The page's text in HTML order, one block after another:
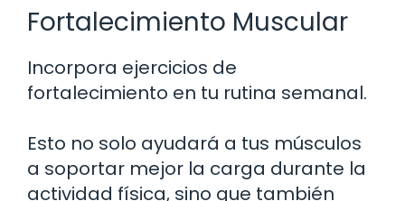
Fortalecimiento Muscular
Incorpora ejercicios de
fortalecimiento en tu rutina semanal.
Esto no solo ayudará a tus músculos
a soportar mejor la carga durante la
actividad física, sino que también